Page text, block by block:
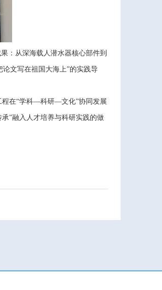
：从深海载人潜水器核心部件到
论文写在祖国大海上”的实践导
程在“学科—科研—文化”协同发展
”融入人才培养与科研实践的做